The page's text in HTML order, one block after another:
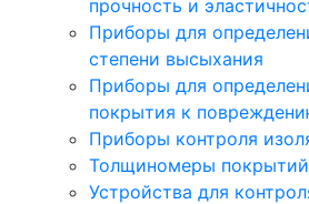
прочность и
Приборы для
степени высыхания
Приборы для
покрытия к
Приборы контроля
Толщиномеры покрытий
Устройства для